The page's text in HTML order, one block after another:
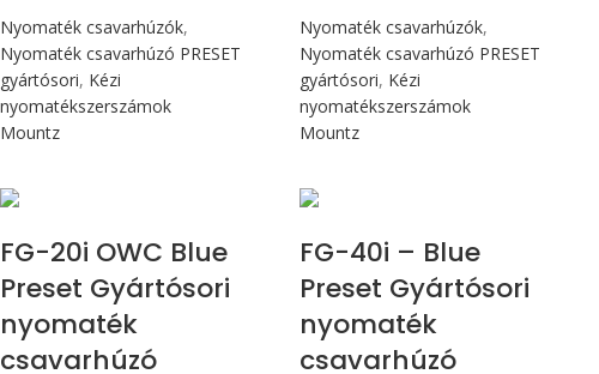
Nyomaték csavarhúzók,
Nyomaték csavarhúzó PRESET
gyártósori, Kézi
nyomatékszerszámok
Mountz
Nyomaték csavarhúzók,
Nyomaték csavarhúzó PRESET
gyártósori, Kézi
nyomatékszerszámok
Mountz
FG-20i OWC Blue
Preset Gyártósori
nyomaték
csavarhúzó
FG-40i – Blue
Preset Gyártósori
nyomaték
csavarhúzó